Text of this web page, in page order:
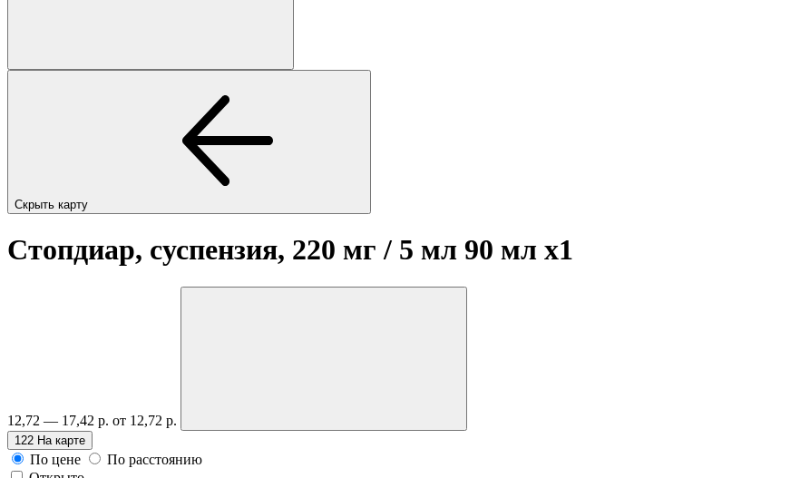
Скрыть карту
Стопдиар, суспензия, 220 мг / 5 мл 90 мл x1
12,72 — 17,42 р. от 12,72 р.
122 На карте
По цене
По расстоянию